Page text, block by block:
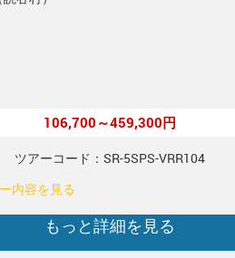
106,700～459,300円
ツアーコード：SR-5SPS-VRR104
内容を見る
もっと詳細を見る